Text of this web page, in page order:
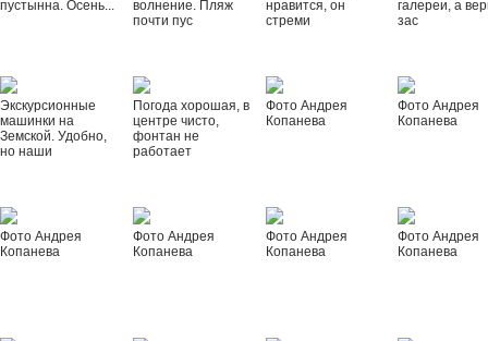
пустынна. Осень...
волнение. Пляж
почти пус
нравится, он
стреми
галереи, а
зас
Экскурсионные
машинки на
Земской. Удобно,
но наши
Погода хорошая, в
центре чисто,
фонтан не
работает
Фото Андрея
Копанева
Фото Андрея
Копанева
Фото Андрея
Копанева
Фото Андрея
Копанева
Фото Андрея
Копанева
Фото Андрея
Копанева